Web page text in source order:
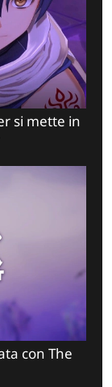
si mette in
con The